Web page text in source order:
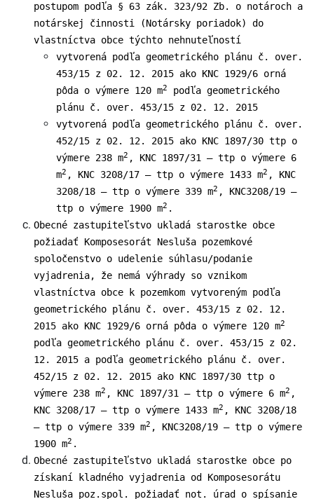
postupom podľa § 63 zák. 323/92 Zb. o notároch a
notárskej činnosti (Notársky poriadok) do
vlastníctva obce týchto nehnuteľností
vytvorená podľa geometrického plánu č. over.
453/15 z 02. 12. 2015 ako KNC 1929/6 orná
pôda o výmere 120 m2
podľa geometrického
plánu č. over. 453/15 z 02. 12. 2015
vytvorená podľa geometrického plánu č. over.
452/15 z 02. 12. 2015 ako KNC 1897/30 ttp o
výmere 238 m2 , KNC 1897/31 – ttp o výmere 6
m2 , KNC 3208/17 – ttp o výmere 1433 m2 , KNC
3208/18 – ttp o výmere 339 m2 , KNC3208/19 –
ttp o výmere 1900 m2 .
Obecné zastupiteľstvo ukladá starostke obce
požiadať Komposesorát Nesluša pozemkové
spoločenstvo o udelenie súhlasu/podanie
vyjadrenia, že nemá výhrady so vznikom
vlastníctva obce k pozemkom vytvoreným podľa
geometrického plánu č. over. 453/15 z 02. 12.
2015 ako KNC 1929/6 orná pôda o výmere 120 m2
podľa geometrického plánu č. over. 453/15 z 02.
12. 2015 a podľa geometrického plánu č. over.
452/15 z 02. 12. 2015 ako KNC 1897/30 ttp o
výmere 238 m2 , KNC 1897/31 – ttp o výmere 6 m2 ,
KNC 3208/17 – ttp o výmere 1433 m2 , KNC 3208/18
– ttp o výmere 339 m2 , KNC3208/19 – ttp o výmere
1900 m2 .
Obecné zastupiteľstvo ukladá starostke obce po
získaní kladného vyjadrenia od Komposesorátu
Nesluša poz.spol. požiadať not. úrad o spísanie